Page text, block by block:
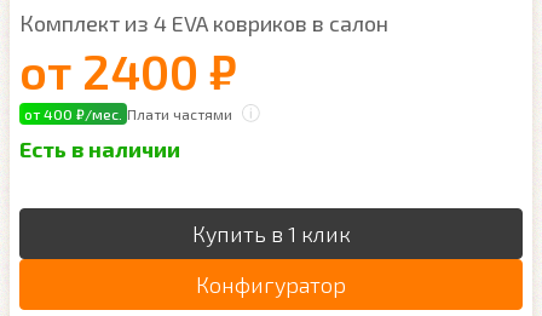
Комплект из 4 EVA ковриков в салон
от 2400 ₽
от 400 ₽/мес. Плати частями
Есть в наличии
Купить в 1 клик
Конфигуратор